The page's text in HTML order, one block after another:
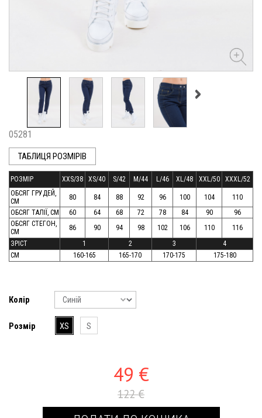
05281
ТАБЛИЦЯ РОЗМІРІВ
РОЗМІР XXS/38 XS/40 S/42 M/44 L/46 XL/48 XXL/50
XXXL/52
ОБСЯГ ГРУДЕЙ,
СМ
80 84 88 92 96 100 104
110
ОБСЯГ ТАЛІЇ, СМ
60 64 68 72 78 84 90
96
ОБСЯГ СТЕГОН,
СМ
86 90 94 98 102 106 110
116
ЗРІСТ
1 2 3
4
СМ
160-165 165-170 170-175 175-180
Колір
Розмір XS S
49 €
122 €